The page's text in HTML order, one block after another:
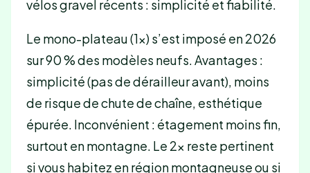
vélos gravel récents : simplicité et fiabilité.
Le mono-plateau (1×) s’est imposé en 2026
sur 90 % des modèles neufs. Avantages :
simplicité (pas de dérailleur avant), moins
de risque de chute de chaîne, esthétique
épurée. Inconvénient : étagement moins fin,
surtout en montagne. Le 2× reste pertinent
si vous habitez en région montagneuse ou si